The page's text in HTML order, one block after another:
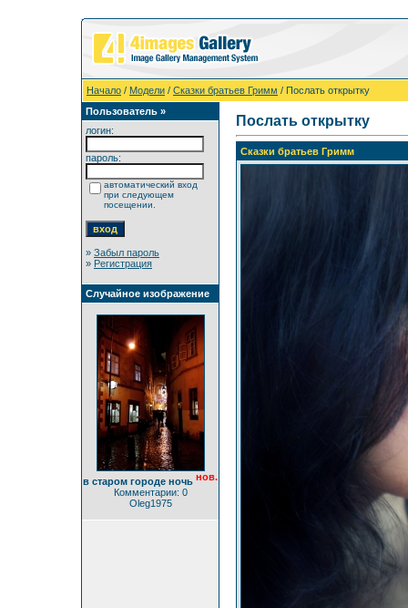
Начало / Модели / Сказки братьев Гримм / Послать открытку
Пользователь »
логин:
пароль:
автоматический вход
при следующем
посещении.
» Забыл пароль
» Регистрация
Случайное изображение
в старом городе ночь нов.
Комментарии: 0
Oleg1975
Послать открытку
Сказки братьев Гримм